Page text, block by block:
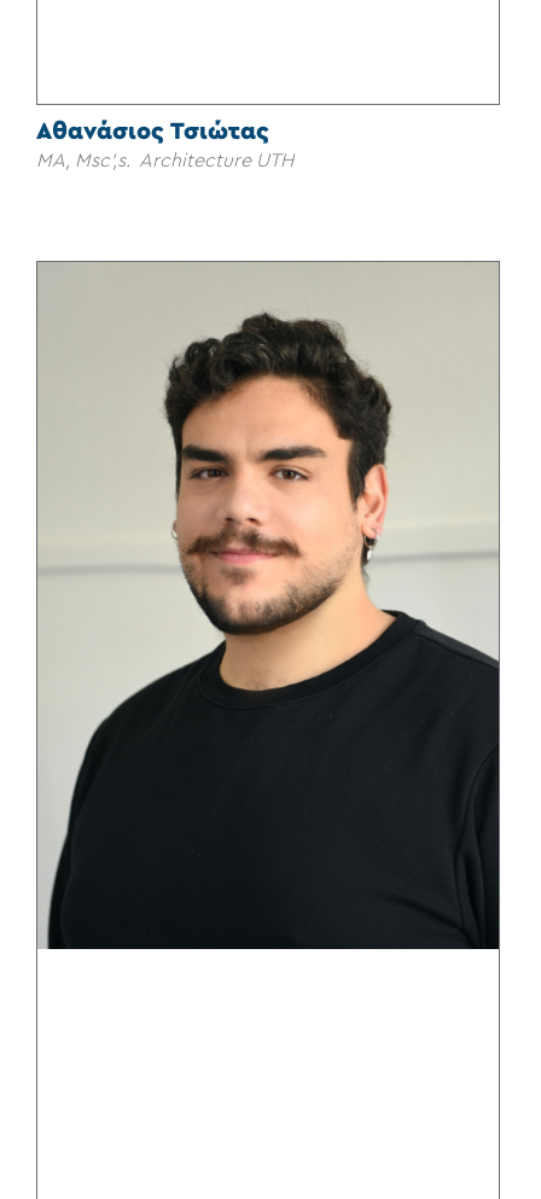
Αθανάσιος Τσιώτας
MA, Msc',s. Architecture UTH